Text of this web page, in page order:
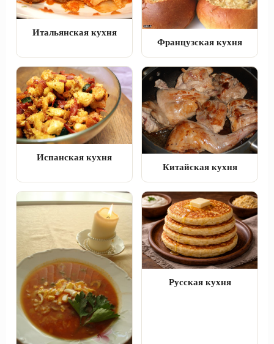
Итальянская кухня
Французская кухня
Испанская кухня
Китайская кухня
Русская кухня